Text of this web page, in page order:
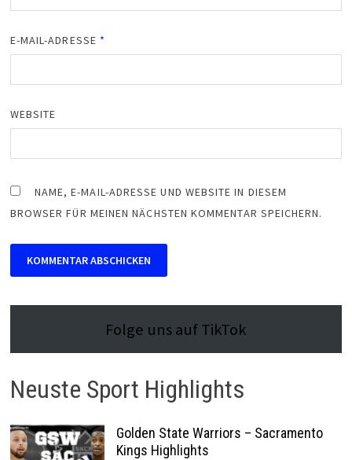
E-MAIL-ADRESSE *
WEBSITE
NAME, E-MAIL-ADRESSE UND WEBSITE IN DIESEM
BROWSER FÜR MEINEN NÄCHSTEN KOMMENTAR SPEICHERN.
Folge uns auf TikTok
Neuste Sport Highlights
Golden State Warriors – Sacramento
Kings Highlights